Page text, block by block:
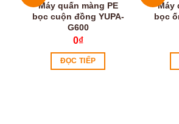
Máy quấn màng PE
bọc cuộn đồng YUPA-
G600
0₫
ĐỌC TIẾP
Máy
bọc